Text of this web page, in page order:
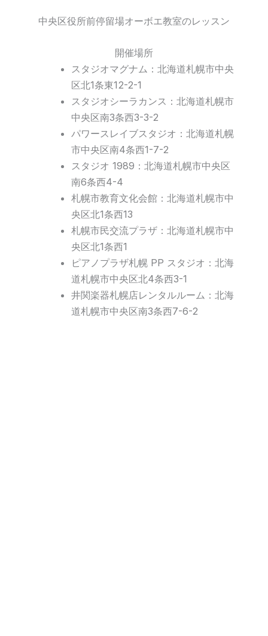
中央区役所前停留場オーボエ教室のレッスン
開催場所
スタジオマグナム：北海道札幌市中央
区北1条東12-2-1
スタジオシーラカンス：北海道札幌市
中央区南3条西3-3-2
パワースレイブスタジオ：北海道札幌
市中央区南4条西1-7-2
スタジオ 1989：北海道札幌市中央区
南6条西4-4
札幌市教育文化会館：北海道札幌市中
央区北1条西13
札幌市民交流プラザ：北海道札幌市中
央区北1条西1
ピアノプラザ札幌 PP スタジオ：北海
道札幌市中央区北4条西3-1
井関楽器札幌店レンタルルーム：北海
道札幌市中央区南3条西7-6-2